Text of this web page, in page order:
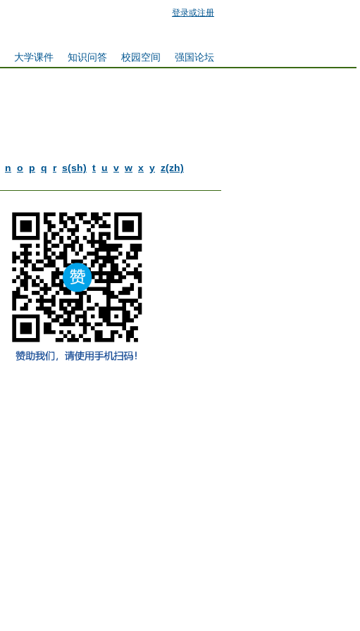
登录或注册
强国论坛
校园空间
知识问答
大学课件
n o p q r s(sh) t u v w x y z(zh)